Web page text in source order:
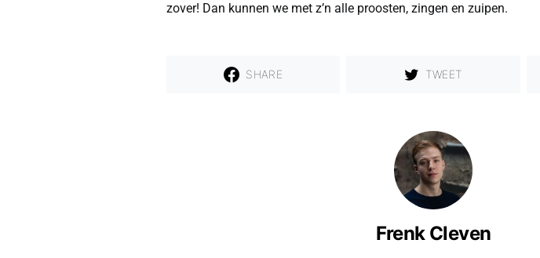
zover! Dan kunnen we met z’n alle proosten, zingen en zuipen.
SHARE TWEET
Frenk Cleven